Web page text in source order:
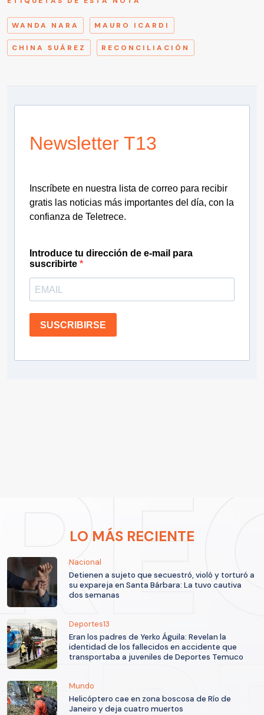
WANDA NARA MAURO ICARDI
CHINA SUÁREZ RECONCILIACIÓN
Newsletter T13
Inscríbete en nuestra lista de correo para recibir
gratis las noticias más importantes del día, con la
confianza de Teletrece.
Introduce tu dirección de e-mail para
suscribirte
SUSCRIBIRSE
LO MÁS RECIENTE
Nacional
Detienen a sujeto que secuestró, violó y torturó a
su expareja en Santa Bárbara: La tuvo cautiva
dos semanas
Deportes13
Eran los padres de Yerko Águila: Revelan la
identidad de los fallecidos en accidente que
transportaba a juveniles de Deportes Temuco
Mundo
Helicóptero cae en zona boscosa de Río de
Janeiro y deja cuatro muertos